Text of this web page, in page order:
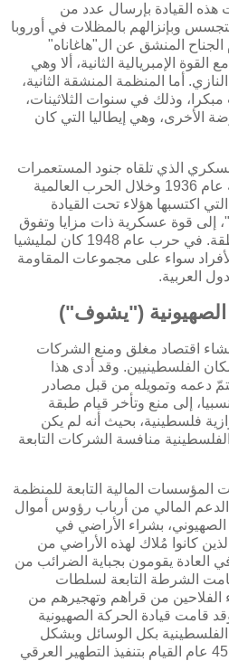
هذه القيادة بإرسال عدد من
وبإنزالهم بالمظلات في أوروبا
المنشق عن ال"هاغاناه"
الإمبريالية الثانية، ألا وهي
أما المنظمة المنشقة الثانية،
وذلك في سنوات الثلاثينات،
الأخرى، وهي إيطاليا التي كان
الذي تلقاه جنود المستعمرات
الصهيونية وضباطهم منذ بداية عام 1936 وخلال الحرب العالمية
التي اكتسبها هؤلاء تحت القيادة
إلى قوة عسكرية ذات مزايا وتفوق
استراتيجي وتكتيكي في المنطقة. في حرب عام 1948 كان لمليشيا
سواء على مجموعات المقاومة
العربية.
الصهيونية ("يشوف")
اقتصاد مغلق ومنع الشركات
الفلسطينيين. وقد أدى هذا
دعمه وتمويله من قبل مصادر
إلى منع وتأخر قيام طبقة
فلسطينية، بحيث أنه لم يكن
منافسة الشركات التابعة
المالية التابعة للمنظمة
الدعم المالي من أرباب رؤوس أموال
بشراء الأراضي في
كانوا مُلاك لهذه الأراضي من
في العادة يقومون بجباية الضرائب من
الشرطة التابعة لسلطات
الفلاحين من قراهم وتهجيرهم من
قامت قيادة الحركة الصهيونية
الفلسطينية بكل الوسائل وبشكل
منهجي. وهكذا تمّ وعلى مدى 45 عام القيام بتنفيذ التطهير العرقي